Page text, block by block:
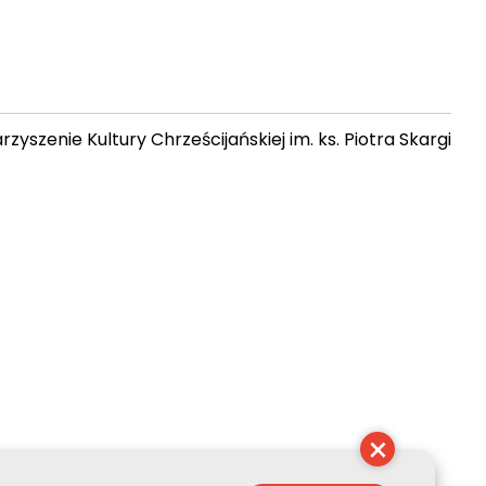
Kultury Chrześcijańskiej im. ks. Piotra Skargi
×